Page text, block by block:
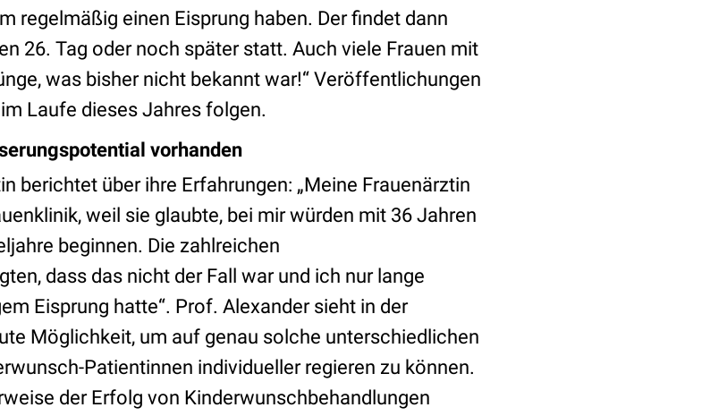
regelmäßig einen Eisprung haben. Der findet dann
26. Tag oder noch später statt. Auch viele Frauen mit
was bisher nicht bekannt war!“ Veröffentlichungen
Laufe dieses Jahres folgen.
vorhanden
berichtet über ihre Erfahrungen: „Meine Frauenärztin
weil sie glaubte, bei mir würden mit 36 Jahren
beginnen. Die zahlreichen
dass das nicht der Fall war und ich nur lange
Eisprung hatte“. Prof. Alexander sieht in der
Möglichkeit, um auf genau solche unterschiedlichen
Patientinnen individueller regieren zu können.
der Erfolg von Kinderwunschbehandlungen